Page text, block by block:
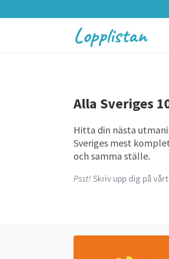
Lopplistan
Alla Sveriges
Hitta din nästa
Sveriges mest
och samma ställe.
Psst!Skriv upp dig på